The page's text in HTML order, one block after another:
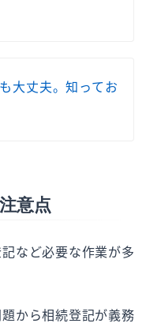
大丈夫。知ってお
意点
など必要な作業が多
から相続登記が義務